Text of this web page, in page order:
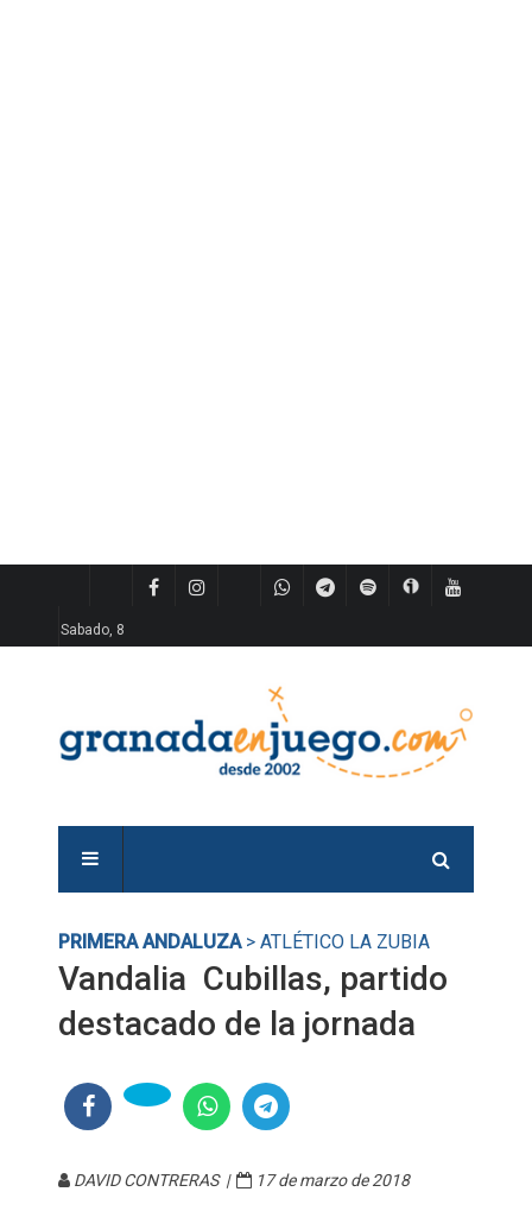
Sabado, 8
PRIMERA ANDALUZA> ATLÉTICO LA ZUBIA
Vandalia  Cubillas, partido
destacado de la jornada
DAVID CONTRERAS | 17 de marzo de 2018